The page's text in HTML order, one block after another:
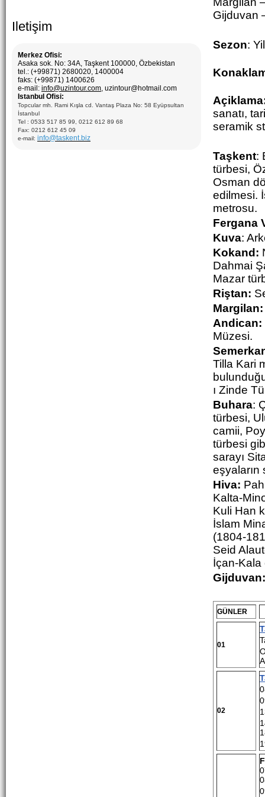
Iletişim
Merkez Ofisi:
Asaka sok. No: 34A, Taşkent 100000, Özbekistan
tel.: (+99871) 2680020, 1400004
faks: (+99871) 1400626
e-mail: info@uzintour.com, uzintour@hotmail.com
Istanbul Ofisi:
Topcular mh. Rami Kışla cd. Vantaş Plaza No: 58 Eyüpsultan
İstanbul
Tel : 0533 517 85 99, 0212 612 89 68
Fax: 0212 612 45 09
e-mail: info@taskent.biz
Gijduvan
Sezon:
sanatı,
seramik
Taşkent:
türbesi,
Osman
edilmesi.
metrosu.
Fergana
Kuva:
Kokand:
Dahmai Ş
Mazar
Riştan:
Margilan:
Andican:
Müzesi.
Tilla Kari
ı Zinde
Buhara:
türbesi,
camii,
türbesi
sarayı
eşyaların
Hiva:
Kalta-
Kuli Han
İslam
(1804-
Seid
İçan-Kala
Gijduvan:
GÜNLER
01
02